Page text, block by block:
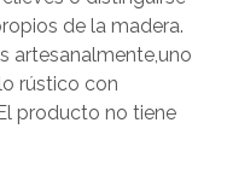
de la madera.
artesanalmente,uno
rústico con
producto no tiene